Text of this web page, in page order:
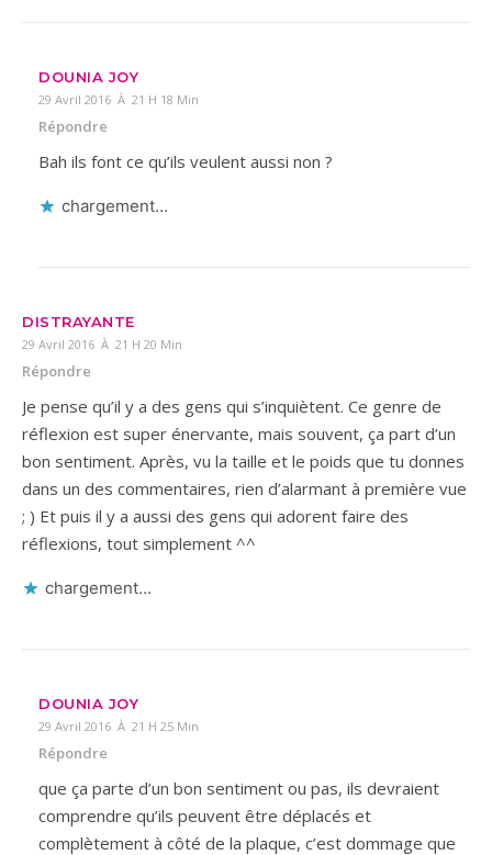
DOUNIA JOY
29 Avril 2016 À 21 H 18 Min
Répondre
Bah ils font ce qu’ils veulent aussi non ?
chargement…
DISTRAYANTE
29 Avril 2016 À 21 H 20 Min
Répondre
Je pense qu’il y a des gens qui s’inquiètent. Ce genre de
réflexion est super énervante, mais souvent, ça part d’un
bon sentiment. Après, vu la taille et le poids que tu donnes
dans un des commentaires, rien d’alarmant à première vue
; ) Et puis il y a aussi des gens qui adorent faire des
réflexions, tout simplement ^^
chargement…
DOUNIA JOY
29 Avril 2016 À 21 H 25 Min
Répondre
que ça parte d’un bon sentiment ou pas, ils devraient
comprendre qu’ils peuvent être déplacés et
complètement à côté de la plaque, c’est dommage que